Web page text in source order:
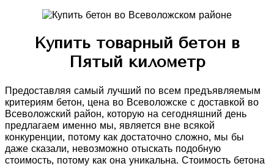
Купить товарный бетон в
Пятый километр
Предоставляя самый лучший по всем предъявляемым
критериям бетон, цена во Всеволожске с доставкой во
Всеволожский район, которую на сегодняшний день
предлагаем именно мы, является вне всякой
конкуренции, потому как достаточно сложно, мы бы
даже сказали, невозможно отыскать подобную
стоимость, потому как она уникальна. Стоимость бетона